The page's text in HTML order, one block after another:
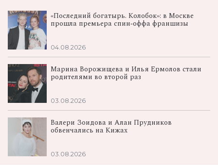
«Последний богатырь. Колобок»: в Москве
прошла премьера спин‑оффа франшизы
04.08.2026
Марина Ворожищева и Илья Ермолов стали
родителями во второй раз
03.08.2026
Валери Зоидова и Алан Прудников
обвенчались на Кижах
03.08.2026